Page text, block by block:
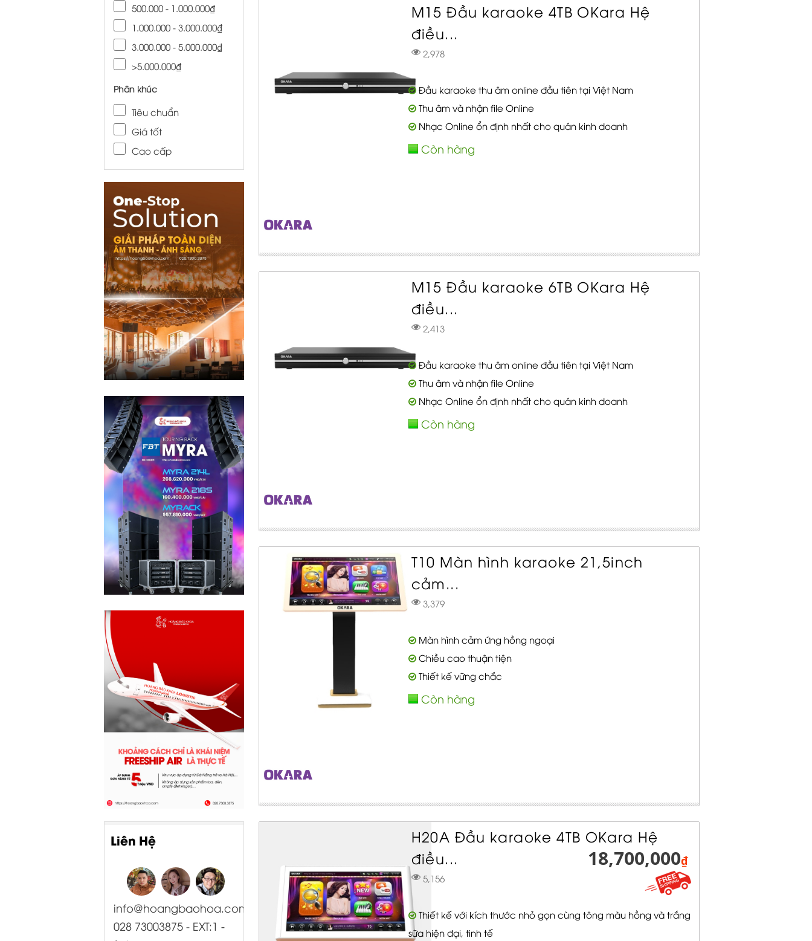
500.000 - 1.000.000₫
1.000.000 - 3.000.000₫
3.000.000 - 5.000.000₫
>5.000.000₫
Phân khúc
Tiêu chuẩn
Giá tốt
Cao cấp
Liên Hệ
info@hoangbaohoa.com
028 73003875 - EXT:1 -
M15 Đầu karaoke 4TB OKara Hệ
điều...
2,978
Đầu karaoke thu âm online đầu tiên tại Việt Nam
Thu âm và nhận file Online
Nhạc Online ổn định nhất cho quán kinh doanh
Còn hàng
M15 Đầu karaoke 6TB OKara Hệ
điều...
2,413
Đầu karaoke thu âm online đầu tiên tại Việt Nam
Thu âm và nhận file Online
Nhạc Online ổn định nhất cho quán kinh doanh
Còn hàng
T10 Màn hình karaoke 21,5inch
cảm...
3,379
Màn hình cảm ứng hồng ngoại
Chiều cao thuận tiện
Thiết kế vững chắc
Còn hàng
H20A Đầu karaoke 4TB OKara Hệ
điều...
5,156
18,700,000₫
Thiết kế với kích thước nhỏ gọn cùng tông màu hồng và trắng
sữa hiện đại, tinh tế